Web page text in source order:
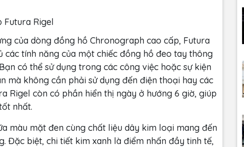
Futura Rigel
của dòng đồng hồ Chronograph cao cấp, Futura
các tính năng của một chiếc đồng hồ đeo tay thông
có thể sử dụng trong các công việc hoặc sự kiện
mà không cần phải sử dụng đến điện thoại hay các
Rigel còn có phần hiển thị ngày ở hướng 6 giờ, giúp
nhất.
màu mặt đen cùng chất liệu dây kim loại mang đến
Đặc biệt, chi tiết kim xanh là điểm nhấn đầy tinh tế,